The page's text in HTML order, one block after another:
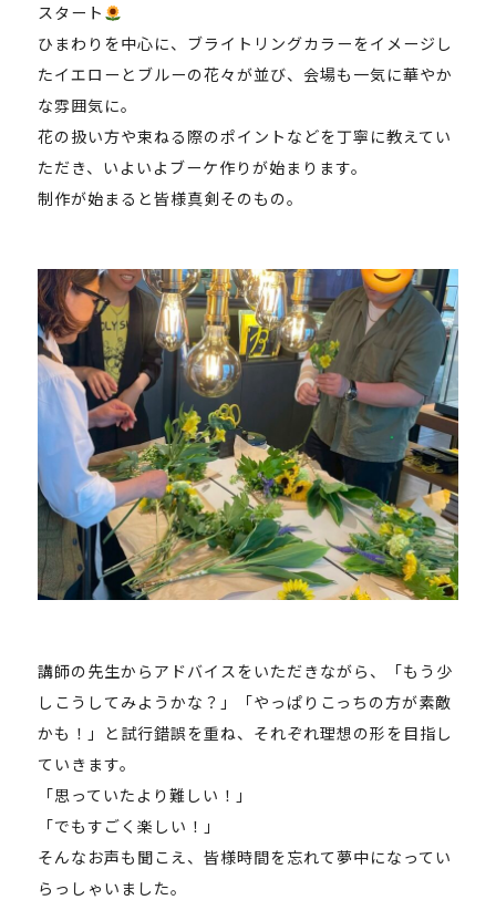
スタート
ひまわりを中心に、ブライトリングカラーをイメージし
たイエローとブルーの花々が並び、会場も一気に華やか
な雰囲気に。
花の扱い方や束ねる際のポイントなどを丁寧に教えてい
ただき、いよいよブーケ作りが始まります。
制作が始まると皆様真剣そのもの。
講師の先生からアドバイスをいただきながら、「もう少
しこうしてみようかな？」「やっぱりこっちの方が素敵
かも！」と試行錯誤を重ね、それぞれ理想の形を目指し
ていきます。
「思っていたより難しい！」
「でもすごく楽しい！」
そんなお声も聞こえ、皆様時間を忘れて夢中になってい
らっしゃいました。